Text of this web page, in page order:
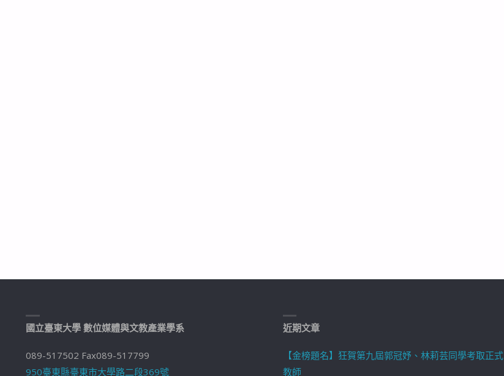
國立臺東大學 數位媒體與文教產業學系
089-517502 Fax089-517799
950臺東縣臺東市大學路二段369號
近期文章
【金榜題名】狂賀第九屆郭冠妤、林莉芸同學考取正式
教師